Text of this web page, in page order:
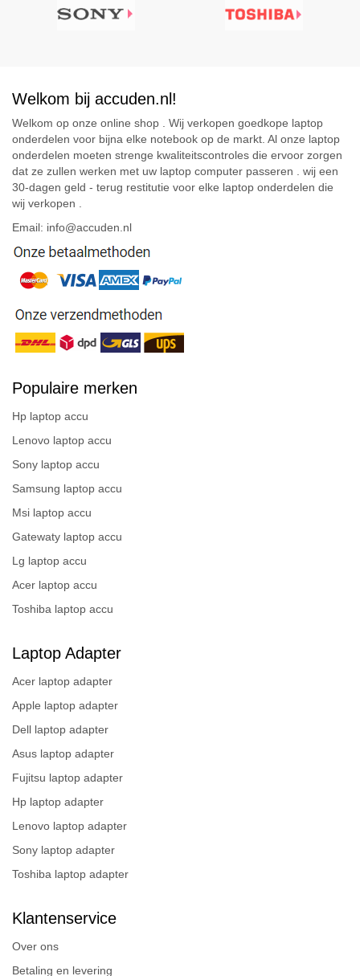
Welkom bij accuden.nl!
Welkom op onze online shop . Wij verkopen goedkope laptop
onderdelen voor bijna elke notebook op de markt. Al onze laptop
onderdelen moeten strenge kwaliteitscontroles die ervoor zorgen
dat ze zullen werken met uw laptop computer passeren . wij een
30-dagen geld - terug restitutie voor elke laptop onderdelen die
wij verkopen .
Email: info@accuden.nl
Populaire merken
Hp laptop accu
Lenovo laptop accu
Sony laptop accu
Samsung laptop accu
Msi laptop accu
Gatewaty laptop accu
Lg laptop accu
Acer laptop accu
Toshiba laptop accu
Laptop Adapter
Acer laptop adapter
Apple laptop adapter
Dell laptop adapter
Asus laptop adapter
Fujitsu laptop adapter
Hp laptop adapter
Lenovo laptop adapter
Sony laptop adapter
Toshiba laptop adapter
Klantenservice
Over ons
Betaling en levering